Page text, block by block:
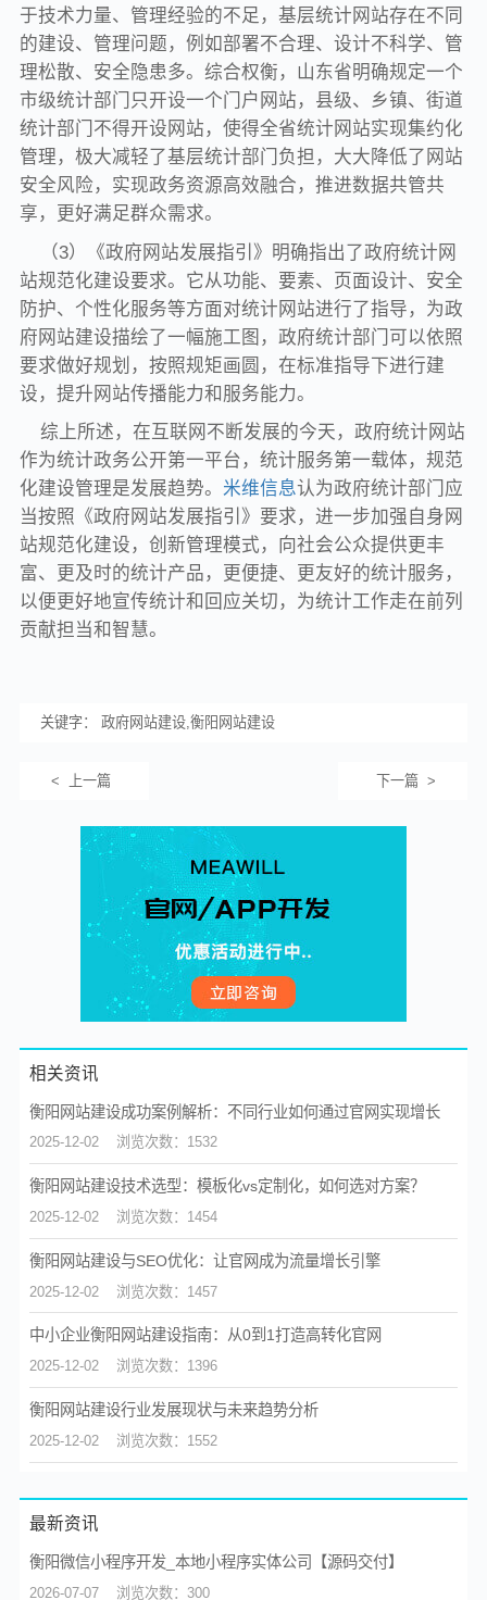
于技术力量、管理经验的不足，基层统计网站存在不同
的建设、管理问题，例如部署不合理、设计不科学、管
理松散、安全隐患多。综合权衡，山东省明确规定一个
市级统计部门只开设一个门户网站，县级、乡镇、街道
统计部门不得开设网站，使得全省统计网站实现集约化
管理，极大减轻了基层统计部门负担，大大降低了网站
安全风险，实现政务资源高效融合，推进数据共管共
享，更好满足群众需求。
（3）《政府网站发展指引》明确指出了政府统计网
站规范化建设要求。它从功能、要素、页面设计、安全
防护、个性化服务等方面对统计网站进行了指导，为政
府网站建设描绘了一幅施工图，政府统计部门可以依照
要求做好规划，按照规矩画圆，在标准指导下进行建
设，提升网站传播能力和服务能力。
综上所述，在互联网不断发展的今天，政府统计网站
作为统计政务公开第一平台，统计服务第一载体，规范
化建设管理是发展趋势。 米维信息认为政府统计部门应
当按照《政府网站发展指引》要求，进一步加强自身网
站规范化建设，创新管理模式，向社会公众提供更丰
富、更及时的统计产品，更便捷、更友好的统计服务，
以便更好地宣传统计和回应关切，为统计工作走在前列
贡献担当和智慧。
关键字： 政府网站建设,衡阳网站建设
< 上一篇 下一篇 >
相关资讯
衡阳网站建设成功案例解析：不同行业如何通过官网实现增长
2025-12-02 浏览次数：1532
衡阳网站建设技术选型：模板化vs定制化，如何选对方案？
2025-12-02 浏览次数：1454
衡阳网站建设与SEO优化：让官网成为流量增长引擎
2025-12-02 浏览次数：1457
中小企业衡阳网站建设指南：从0到1打造高转化官网
2025-12-02 浏览次数：1396
衡阳网站建设行业发展现状与未来趋势分析
2025-12-02 浏览次数：1552
最新资讯
衡阳微信小程序开发_本地小程序实体公司【源码交付】
2026-07-07 浏览次数：300